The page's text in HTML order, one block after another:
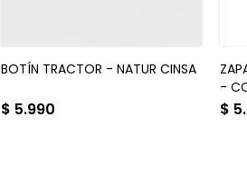
BOTÍN TRACTOR - NATUR CINSA
$ 5.990
-
$